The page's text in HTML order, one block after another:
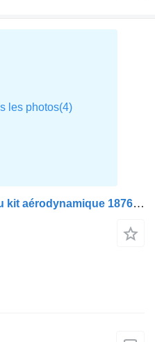
Kit de réparation Élément du kit aérodynamique 1876031 pour tracteur routier DAF XF